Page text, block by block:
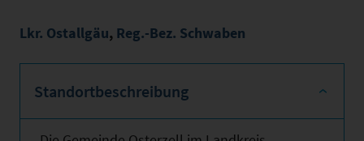
Lkr. Ostallgäu, Reg.-Bez. Schwaben
Standortbeschreibung